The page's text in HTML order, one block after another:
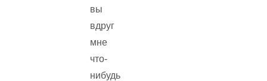
вы
вдруг
мне
что-
нибудь